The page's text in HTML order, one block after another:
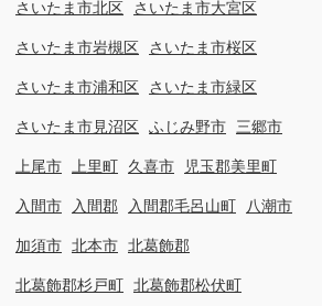
さいたま市北区 さいたま市大宮区
さいたま市岩槻区 さいたま市桜区
さいたま市浦和区 さいたま市緑区
さいたま市見沼区 ふじみ野市 三郷市
上尾市 上里町 久喜市 児玉郡美里町
入間市 入間郡 入間郡毛呂山町 八潮市
加須市 北本市 北葛飾郡
北葛飾郡杉戸町 北葛飾郡松伏町